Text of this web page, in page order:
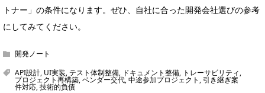
トナー」の条件になります。ぜひ、自社に合った開発会社選びの参考
にしてみてください。
開発ノート
API設計, UI実装,テスト体制整備, ドキュメント整備, トレーサビリティ,
プロジェクト再構築,ベンダー交代,中途参加プロジェクト , 引き継ぎ案
件対応,技術的負債